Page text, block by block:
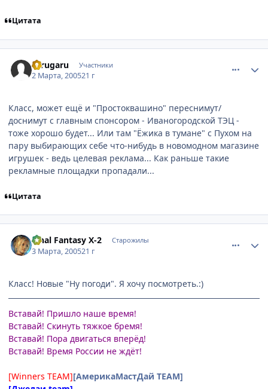
Цитата
STrugaru Участники
2 Марта, 200521 г
Класс, может ещё и "Простоквашино" переснимут/
доснимут с главным спонсором - Иваногородской ТЭЦ -
тоже хорошо будет... Или там "Ёжика в тумане" с Пухом на
пару выбирающих себе что-нибудь в новомодном магазине
игрушек - ведь целевая реклама... Как раньше такие
рекламные площадки пропадали...
Цитата
Final Fantasy X-2 Старожилы
3 Марта, 200521 г
Класс! Новые "Ну погоди". Я хочу посмотреть.:)
Вставай! Пришло наше время!
Вставай! Скинуть тяжкое бремя!
Вставай! Пора двигаться вперёд!
Вставай! Время России не ждёт!
[Winners TEAM][АмерикаМастДай TEAM]